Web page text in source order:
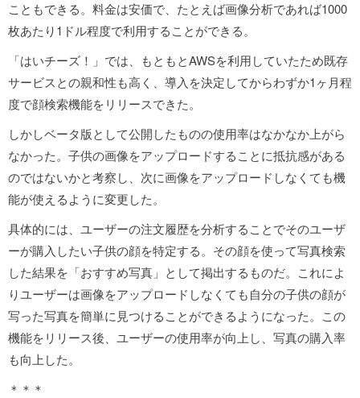
こともできる。料金は安価で、たとえば画像分析であれば1000
枚あたり1ドル程度で利用することができる。
「はいチーズ！」では、もともとAWSを利用していたため既存
サービスとの親和性も高く、導入を決定してからわずか1ヶ月程
度で顔検索機能をリリースできた。
しかしベータ版として公開したものの使用率はなかなか上がら
なかった。子供の画像をアップロードすることに抵抗感がある
のではないかと考察し、次に画像をアップロードしなくても機
能が使えるように変更した。
具体的には、ユーザーの注文履歴を分析することでそのユーザ
ーが購入したい子供の顔を特定する。その顔を使って写真検索
した結果を「おすすめ写真」として掲出するものだ。これによ
りユーザーは画像をアップロードしなくても自分の子供の顔が
写った写真を簡単に見つけることができるようになった。この
機能をリリース後、ユーザーの使用率が向上し、写真の購入率
も向上した。
＊＊＊